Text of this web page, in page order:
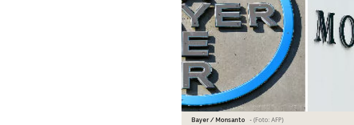
Bayer / Monsanto - (Foto: AFP)